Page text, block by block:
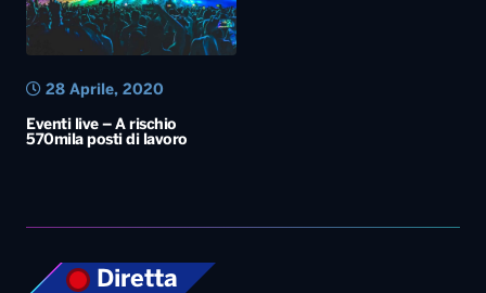
Eventi live – A rischio
570mila posti di lavoro
28 Aprile, 2020
Diretta